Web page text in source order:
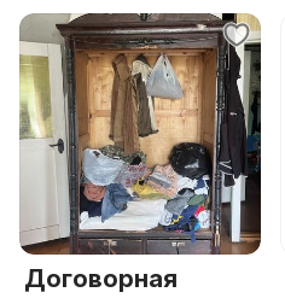
Договорная